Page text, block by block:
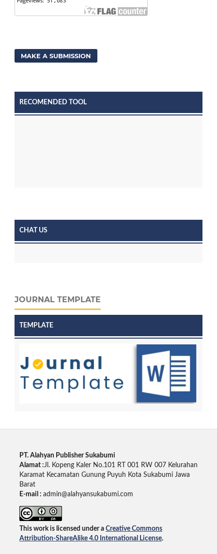
MAKE A SUBMISSION
RECOMENDED TOOL
CHAT US
JOURNAL TEMPLATE
TEMPLATE
PT. Alahyan Publisher Sukabumi
Alamat :Jl. Kopeng Kaler No.101 RT 001 RW 007 Kelurahan
Karamat Kecamatan Gunung Puyuh Kota Sukabumi Jawa
Barat
E-mail : admin@alahyansukabumi.com
This work is licensed under a Creative Commons
Attribution-ShareAlike 4.0 International License.